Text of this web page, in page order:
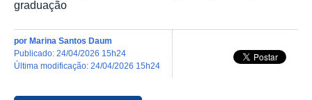
graduação
por Marina Santos Daum
publicado: 24/04/2026 15h24
última modificação: 24/04/2026 15h24